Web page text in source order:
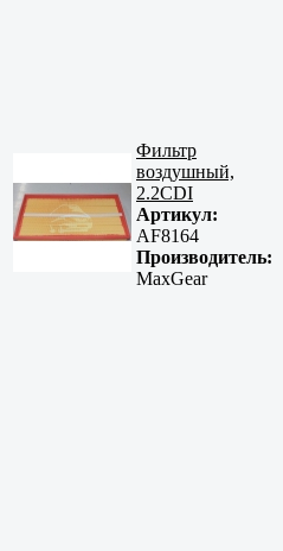
Фильтр
воздушный,
2.2CDI
Артикул:
AF8164
Производитель:
MaxGear